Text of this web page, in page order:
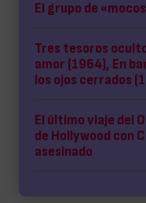
El grupo de
Tres tesoros
amor (1964), En
los ojos cerrados
El último viaje del
de Hollywood con
asesinado